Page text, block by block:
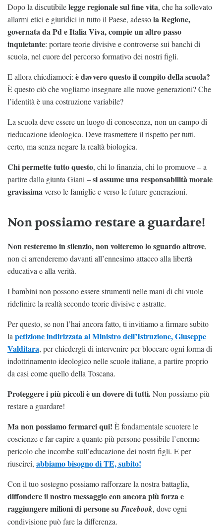
Dopo la discutibilelegge regionale sul fine vita, che ha sollevato
allarmi etici e giuridici in tutto il Paese, adessola Regione,
governata da Pd e Italia Viva, compie un altro passo
inquietante: portare teorie divisive e controverse sui banchi di
scuola, nel cuore del percorso formativo dei nostri figli.
E allora chiediamoci: è davvero questo il compito della scuola?
È questo ciò che vogliamo insegnare alle nuove generazioni? Che
l’identità è una costruzione variabile?
La scuola deve essere un luogo di conoscenza, non un campo di
rieducazione ideologica. Deve trasmettere il rispetto per tutti,
certo, ma senza negare la realtà biologica.
Chi permette tutto questo, chi lo finanzia, chi lo promuove – a
partire dalla giunta Giani –si assume una responsabilità morale
gravissima verso le famiglie e verso le future generazioni.
Non possiamo restare a guardare!
Non resteremo in silenzio, non volteremo lo sguardo altrove,
non ci arrenderemo davanti all’ennesimo attacco alla libertà
educativa e alla verità.
I bambini non possono essere strumenti nelle mani di chi vuole
ridefinire la realtà secondo teorie divisive e astratte.
Per questo, se non l’hai ancora fatto, ti invitiamo a firmare subito
lapetizione indirizzata al Ministro dell’Istruzione, Giuseppe
Valditara, per chiedergli di intervenire per bloccare ogni forma di
indottrinamento ideologico nelle scuole italiane, a partire proprio
da casi come quello della Toscana.
Proteggere i più piccoli è un dovere di tutti.Non possiamo più
restare a guardare!
Ma non possiamo fermarci qui! È fondamentale scuotere le
coscienze e far capire a quante più persone possibile l’enorme
pericolo che incombe sull’educazione dei nostri figli. E per
riuscirci, abbiamo bisogno di TE, subito!
Con il tuo sostegno possiamo rafforzare la nostra battaglia,
diffondere il nostro messaggio con ancora più forza e
raggiungere milioni di persone suFacebook, dove ogni
condivisione può fare la differenza.